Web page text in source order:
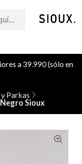
a 39.990 (sólo en
Parkas
Sioux